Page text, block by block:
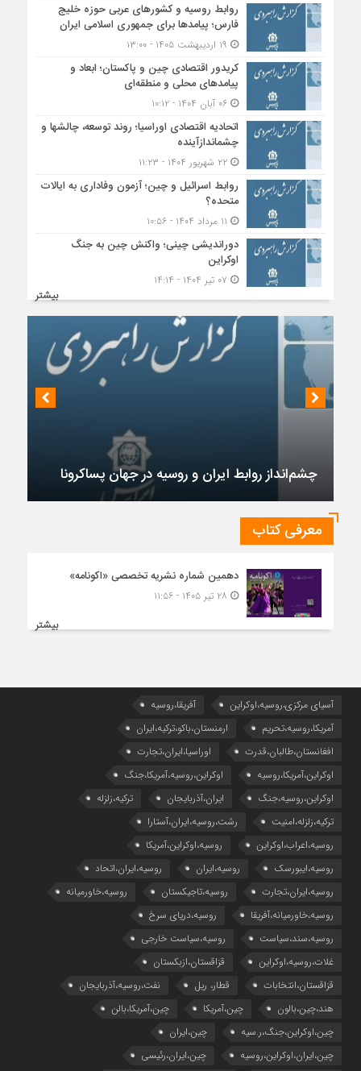
روابط روسیه و کشورهای عربی حوزه خلیج
فارس؛ پیامدها برای جمهوری اسلامی ایران
کریدور اقتصادی چین و پاکستان؛ ابعاد و
پیامدهای محلی و منطقه‌ای
۰۶ آبان ۱۴۰۴ - ۱۰:۱۲
اتحادیه اقتصادی اوراسیا؛ روند توسعه، چالشها و
چشماندازآینده
۲۲ شهریور ۱۴۰۴ - ۱۱:۲۳
روابط اسرائیل و چین؛ آزمون وفاداری به ایالات
متحده؟
دوراندیشی چینی؛ واکنش چین به جنگ
اوکراین
بیشتر
چشم‌انداز روابط ایران و روسیه در جهان پساکرونا
معرفی کتاب
دهمین شماره نشریه تخصصی «اکونامه»
بیشتر
آسیای مرکزی،روسیه،اوکراین
آفریقا،روسیه
آمریکا،روسیه،تحریم
ارمنستان،باکو،ترکیه،ایران
افغانستان،طالبان،قدرت
اوراسیا،ایران،تجارت
اوکراین،آمریکا،روسیه
اوکراین،روسیه،آمریکا،جنگ
اوکراین،روسیه،جنگ
ایران،آذربایجان
ترکیه،زلزله
ترکیه،زلزله،امنیت
رشت،روسیه،ایران،آستارا
روسیه،اعراب،اوکراین
روسیه،اوکراین،آمریکا
روسیه،ایبورسک
روسیه،ایران
روسیه،ایران،اتحاد
روسیه،ایران،تجارت
روسیه،تاجیکستان
روسیه،خاورمیانه
روسیه،خاورمیانه،آفریقا
روسیه،دریای سرخ
روسیه،سند،سیاست
روسیه،سیاست خارجی
غلات،روسیه،اوکراین
قزاقستان،ازبکستان
قزاقستان،انتخابات
قطار، ریل
نفت،روسیه،آذربایجان
هند،چین،بالون
چین،آمریکا
چین،آمریکا،بالن
چین،اوکراین،جنگ،ر.سیه
چین،ایران
چین،ایران،اوکراین،روسیه
چین،ایران،رئیسی